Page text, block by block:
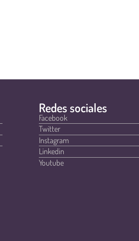
Redes sociales
Facebook
Twitter
Instagram
Linkedin
Youtube